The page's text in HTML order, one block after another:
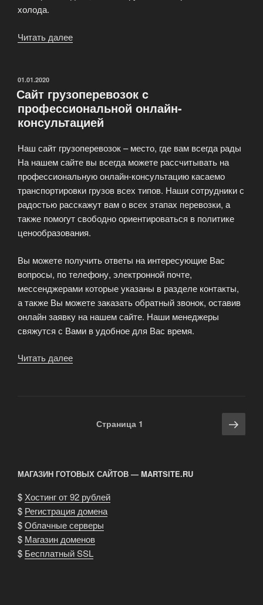
холода.
Читать далее
характеристики»
ОПУБЛИКОВАНО
01.01.2020
Сайт грузоперевозок c
профессиональной онлайн-
консультацией
Наш сайт грузоперевозок – место, где вам всегда рады
На нашем сайте вы всегда можете рассчитывать на
профессиональную онлайн-консультацию касаемо
транспортировки грузов всех типов. Наши сотрудники с
радостью расскажут вам о всех этапах перевозки, а
также помогут свободно ориентироваться в политике
ценообразования.
Вы можете получить ответы на интересующие Вас
вопросы, по телефону, электронной почте,
мессенджерами которые указаны в разделе контакты,
а также Вы можете заказать обратный звонок, оставив
онлайн заявку на нашем сайте. Наши менеджеры
свяжутся с Вами в удобное для Вас время.
Читать далее
консультацией»
Страница 1
МАГАЗИН ГОТОВЫХ САЙТОВ — MARTSITE.RU
$ Хостинг от 92 рублей
$ Регистрация домена
$Облачные серверы
$ Магазин доменов
$ Бесплатный SSL